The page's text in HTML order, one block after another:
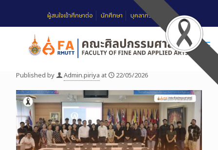
ผู้สนใจเข้าศึกษาต่อ นักศึกษา บุคลากร
Published by Admin.piriya at 22/05/2026